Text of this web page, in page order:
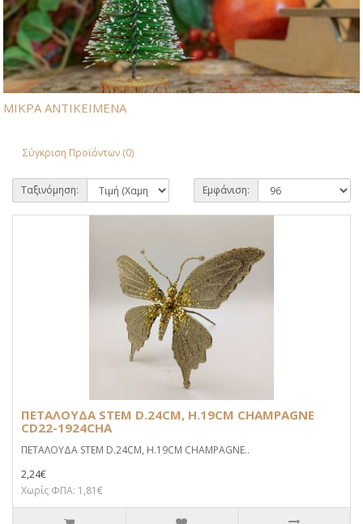
ΜΙΚΡΑ ΑΝΤΙΚΕΙΜΕΝΑ
Σύγκριση Προϊόντων (0)
Ταξινόμηση: Εμφάνιση:
ΠΕΤΑΛΟΥΔΑ STEM D.24CM, H.19CM CHAMPAGNE
CD22-1924CHA
ΠΕΤΑΛΟΥΔΑ STEM D.24CM, H.19CM CHAMPAGNE..
2,24€
Χωρίς ΦΠΑ: 1,81€